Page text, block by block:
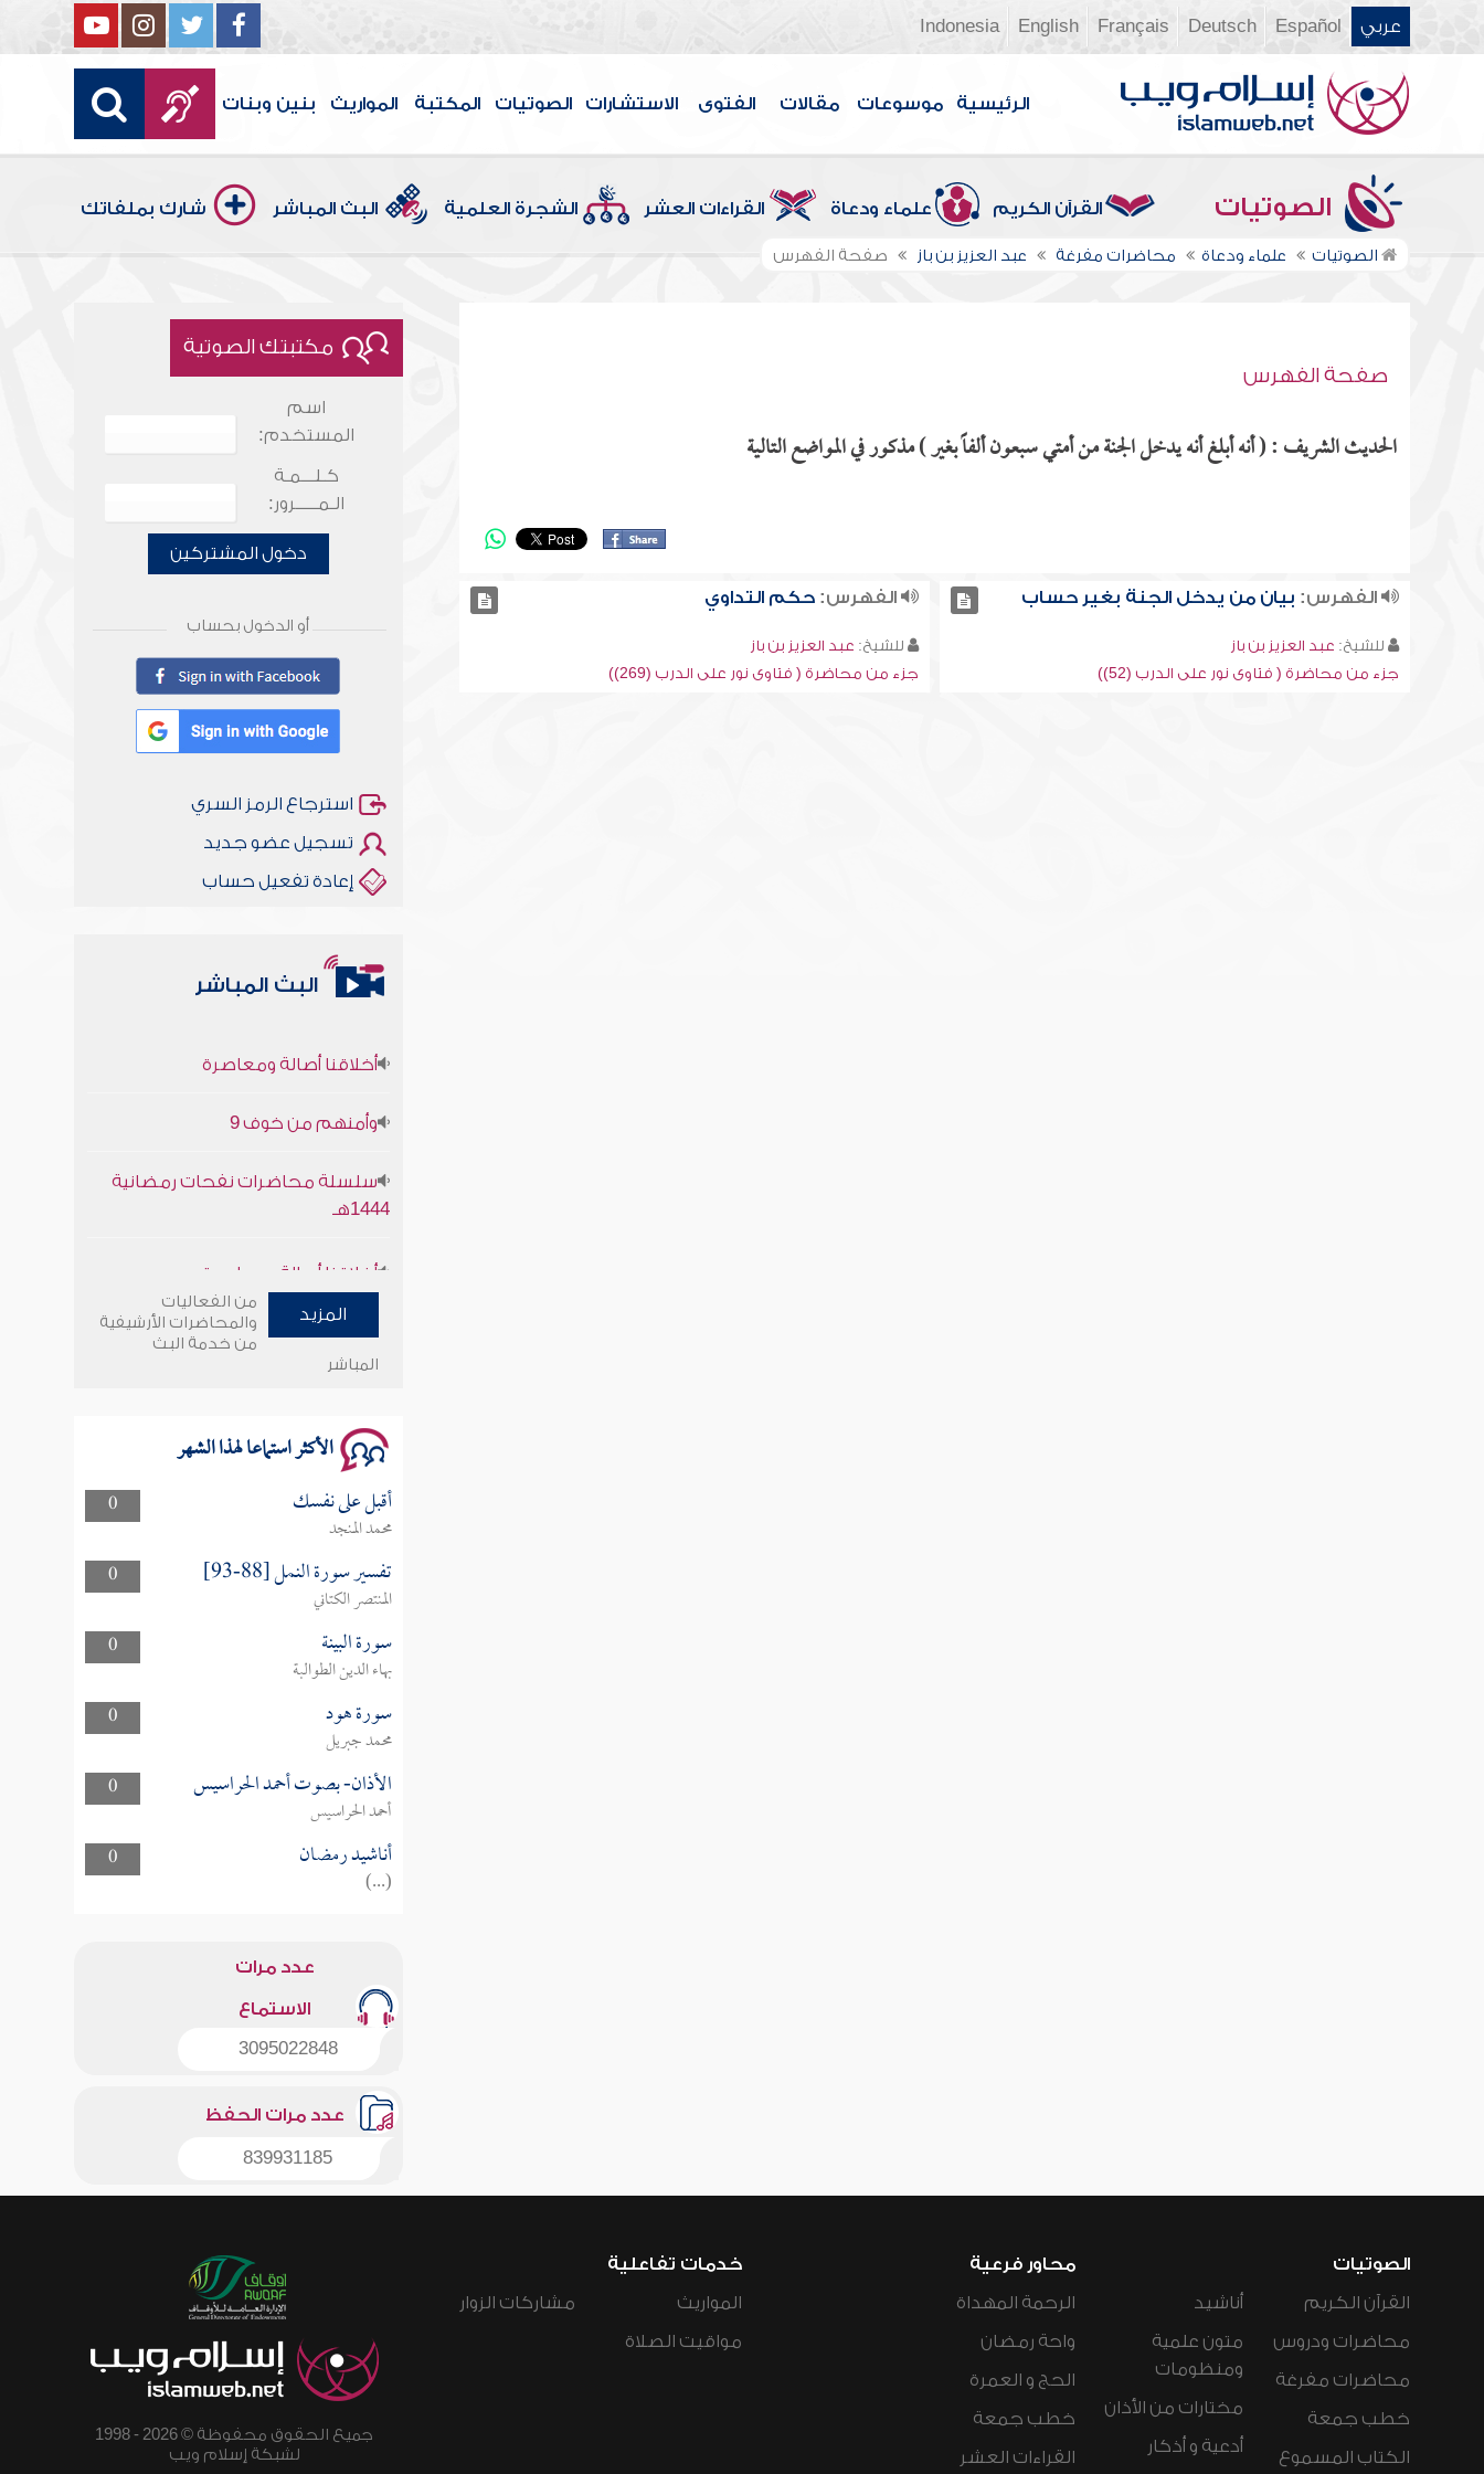
عربي Español
Deutsch
Français
English
Indonesia
الرئيسية موسوعات مقالات الفتوى الاستشارات الصوتيات المكتبة المواريث بنين وبنات
الصوتيات القرآن الكريم علماء ودعاة القراءات العشر الشجرة العلمية البث المباشر شارك بملفاتك
الصوتيات علماء ودعاة محاضرات مفرغة عبد العزيز بن باز صفحة الفهرس
صفحة الفهرس
الحديث الشريف : ( أنه أبلغ أنه يدخل الجنة من أمتي سبعون ألفاً بغير ) مذكور في المواضع التالية
الفهرس: بيان من يدخل الجنة بغير حساب
للشيخ: عبد العزيز بن باز
جزء من محاضرة ( فتاوى نور على الدرب (52))
الفهرس: حكم التداوي
للشيخ: عبد العزيز بن باز
جزء من محاضرة ( فتاوى نور على الدرب (269))
مكتبتك الصوتية
اسم
المستخدم:
كـلـــمـة
الـمـــــرور:
دخول المشتركين
أو الدخول بحساب
استرجاع الرمز السري
تسجيل عضو جديد
إعادة تفعيل حساب
البث المباشر
1444هـ
وأمنهم من خوف 9
سلسلة محاضرات نفحات رمضانية
المزيد
من الفعاليات
والمحاضرات الأرشيفية
من خدمة البث
المباشر
الأكثر استماعا لهذا الشهر
0 أقبل على نفسك
محمد المنجد
0
تفسير سورة النمل [88-93]
المنتصر الكتاني
0
سورة البينة
بهاء الدين الطوالبة
0
سورة هود
محمد جبريل
0
الأذان- بصوت أحمد الحراسيس
أحمد الحراسيس
0
أناشيد رمضان
(...)
عدد مرات
الاستماع
3095022848
عدد مرات الحفظ
839931185
الصوتيات
القرآن الكريم
محاضرات ودروس
محاضرات مفرغة
خطب جمعة
الكتاب المسموع
أناشيد
متون علمية
ومنظومات
مختارات من الأذان
أدعية و أذكار
محاور فرعية
الرحمة المهداة
واحة رمضان
الحج و العمرة
خطب جمعة
القراءات العشر
خدمات تفاعلية
المواريث
مواقيت الصلاة
مشاركات الزوار
جميع الحقوق محفوظة © 2026 - 1998
لشبكة إسلام ويب